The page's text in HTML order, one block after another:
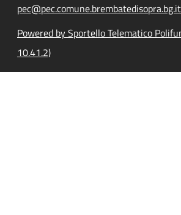
pec@pec.comune.brembatedisopra.bg.it
Powered by Sportello Telematico
10.41.2)